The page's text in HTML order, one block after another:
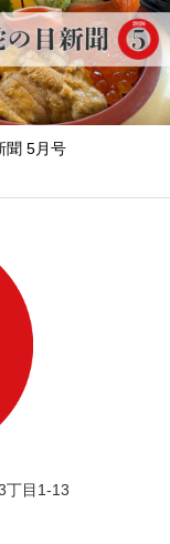
聞 5月号
目1-13